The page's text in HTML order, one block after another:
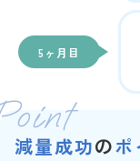
5ヶ月目
減量成功のポ